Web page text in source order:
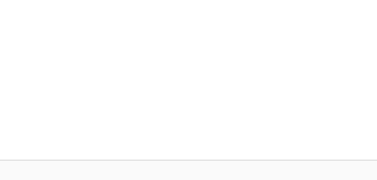
*قواسم مشتركة* *”وائل عابدين… قاضٍ